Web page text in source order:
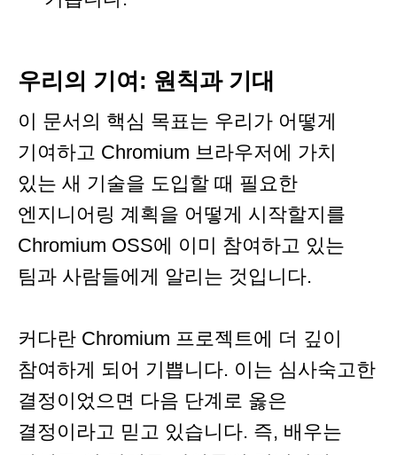
우리의 기여: 원칙과 기대
이 문서의 핵심 목표는 우리가 어떻게
기여하고 Chromium 브라우저에 가치
있는 새 기술을 도입할 때 필요한
엔지니어링 계획을 어떻게 시작할지를
Chromium OSS에 이미 참여하고 있는
팀과 사람들에게 알리는 것입니다.
커다란 Chromium 프로젝트에 더 깊이
참여하게 되어 기쁩니다. 이는 심사숙고한
결정이었으면 다음 단계로 옳은
결정이라고 믿고 있습니다. 즉, 배우는